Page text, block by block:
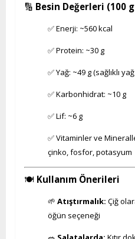
🔢 Besin Değerleri (100
✅ Enerji: ~560 kcal
✅ Protein: ~30 g
✅ Yağ: ~49 g (sağlıklı
✅ Karbonhidrat: ~10 g
✅ Lif: ~6 g
✅ Vitaminler ve
çinko, fosfor, potasyum
🍽️ Kullanım Önerileri
🌱 Atıştırmalık: Çiğ
öğün seçeneği